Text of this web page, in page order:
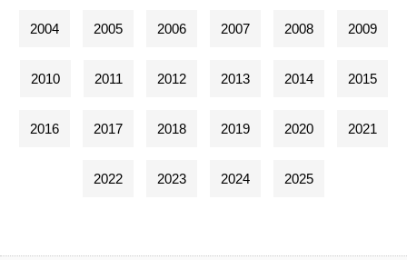
2004 2005 2006 2007 2008 2009
2010 2011 2012 2013 2014 2015
2016 2017 2018 2019 2020 2021
2022 2023 2024 2025